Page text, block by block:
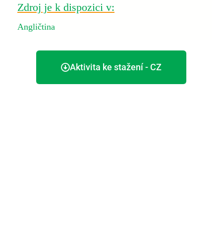
Zdroj je k dispozici v:
Angličtina
Aktivita ke stažení - CZ